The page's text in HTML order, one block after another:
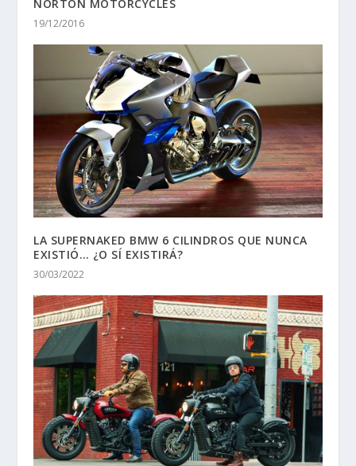
NORTON MOTORCYCLES
19/12/2016
LA SUPERNAKED BMW 6 CILINDROS QUE NUNCA
EXISTIÓ… ¿O SÍ EXISTIRÁ?
30/03/2022